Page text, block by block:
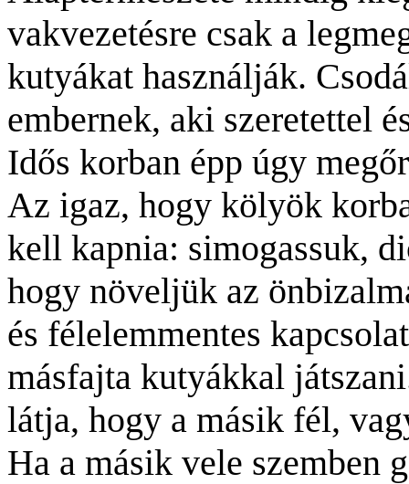
vakvezetésre csak a
kutyákat használják.
embernek, aki szeretettel
Idős korban épp úgy
Az igaz, hogy kölyök
kell kapnia: simogassuk,
hogy növeljük az
és félelemmentes
másfajta kutyákkal
látja, hogy a másik fél,
Ha a másik vele szemben